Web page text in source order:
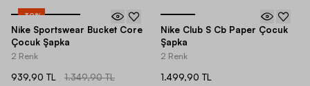
-30%
Nike Sportswear Bucket Core
Çocuk Şapka
2 Renk
939,90 TL 1.349,90 TL
Nike Club S Cb Paper Çocuk
Şapka
2 Renk
1.499,90 TL